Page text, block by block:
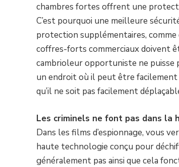
chambres fortes offrent une
C’est pourquoi une meilleure
protection supplémentaires,
coffres-forts commerciaux doivent
cambrioleur opportuniste ne puisse
un endroit où il peut être facilement
qu’il ne soit pas facilement
Les criminels ne font pas dans la
Dans les films d’espionnage, vous
haute technologie conçu pour
généralement pas ainsi que cela